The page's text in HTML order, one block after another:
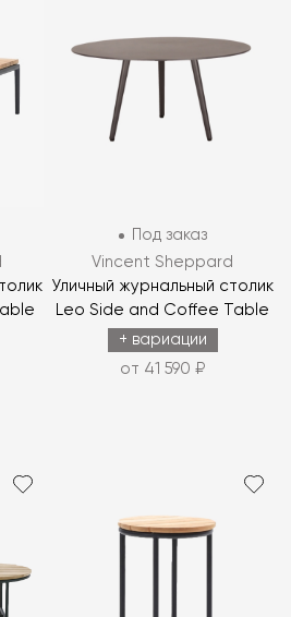
Под заказ
Vincent Sheppard
Уличный журнальный столик
Leo Side and Coffee Table
+ вариации
от 41 590 ₽